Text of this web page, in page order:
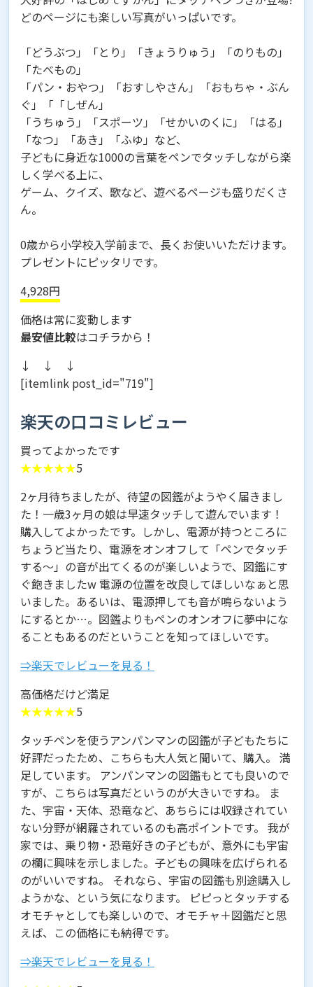
どのページにも楽しい写真がいっぱいです。
「どうぶつ」「とり」「きょうりゅう」「のりもの」
「たべもの」
「パン・おやつ」「おすしやさん」「おもちゃ・ぶん
ぐ」「「しぜん」
「うちゅう」「スポーツ」「せかいのくに」「はる」
「なつ」「あき」「ふゆ」など、
子どもに身近な1000の言葉をペンでタッチしながら楽
しく学べる上に、
ゲーム、クイズ、歌など、遊べるページも盛りだくさ
ん。
0歳から小学校入学前まで、長くお使いいただけます。
プレゼントにピッタリです。
4,928円
価格は常に変動します
最安値比較はコチラから！
↓ ↓ ↓
[itemlink post_id="719"]
楽天の口コミレビュー
買ってよかったです
★★★★★5
2ヶ月待ちましたが、待望の図鑑がようやく届きまし
た！一歳3ヶ月の娘は早速タッチして遊んでいます！
購入してよかったです。しかし、電源が持つところに
ちょうど当たり、電源をオンオフして「ペンでタッチ
する～」の音が出てくるのが楽しいようで、図鑑にす
ぐ飽きましたw 電源の位置を改良してほしいなぁと思
いました。あるいは、電源押しても音が鳴らないよう
にするとか…。図鑑よりもペンのオンオフに夢中にな
ることもあるのだということを知ってほしいです。
⇒楽天でレビューを見る！
高価格だけど満足
★★★★★5
タッチペンを使うアンパンマンの図鑑が子どもたちに
好評だったため、こちらも大人気と聞いて、購入。 満
足しています。 アンパンマンの図鑑もとても良いので
すが、こちらは写真だというのが大きいですね。 ま
た、宇宙・天体、恐竜など、あちらには収録されてい
ない分野が網羅されているのも高ポイントです。 我が
家では、乗り物・恐竜好きの子どもが、意外にも宇宙
の欄に興味を示しました。子どもの興味を広げられる
のがいいですね。 それなら、宇宙の図鑑も別途購入し
ようかな、という気になります。 ピピっとタッチする
オモチャとしても楽しいので、オモチャ＋図鑑だと思
えば、この価格にも納得です。
⇒楽天でレビューを見る！